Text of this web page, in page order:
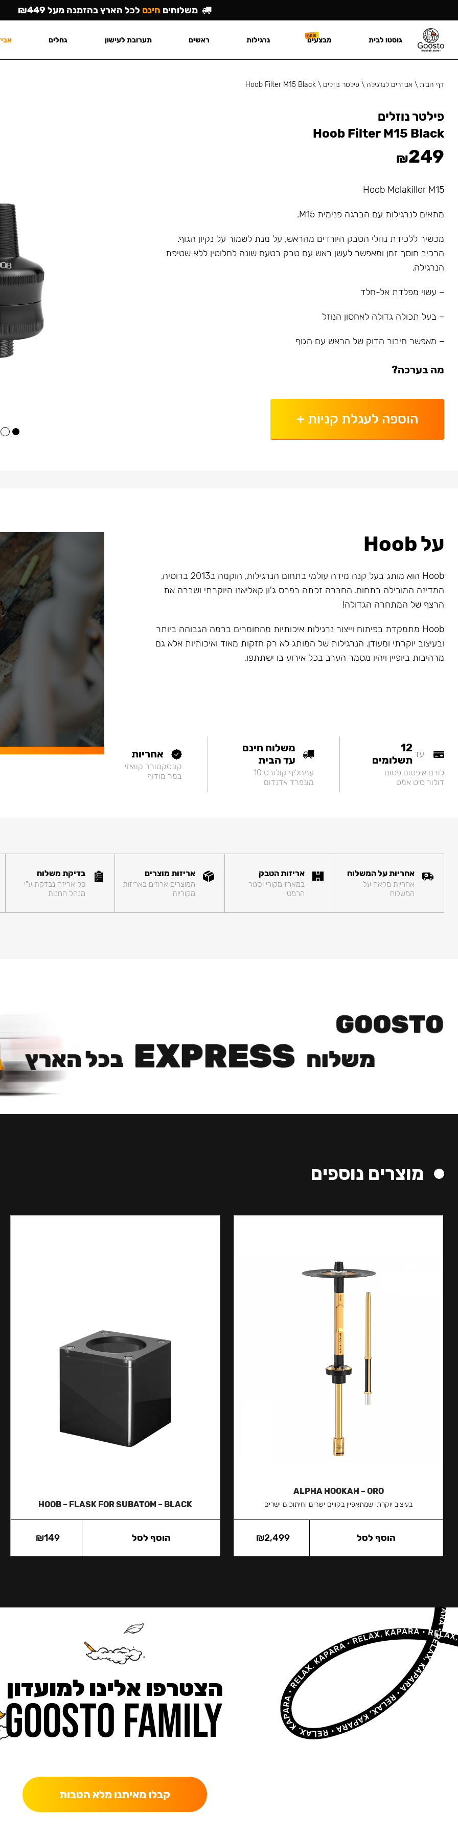
דף הבית\ אביזרים לנרגילה \ פילטר נוזלים \
Hoob Filter M15 Black
פילטר נוזלים
Hoob Filter M15 Black
₪249
Hoob Molakiller M15
מתאים לנרגילות עם הברגה פנימית M15.
מכשיר ללכידת נוזלי הטבק היורדים מהראש, על מנת לשמור על נקיון הגוף.
הרכיב חוסך זמן ומאפשר לעשן ראש עם טבק בטעם שונה לחלוטין ללא שטיפת
הנרגילה.
– עשוי מפלדת אל-חלד
– בעל תכולה גדולה לאחסון הנוזל
– מאפשר חיבור הדוק של הראש עם הגוף
מה בערכה?
הוספה לעגלת קניות +
על Hoob
Hoob הוא מותג בעל קנה מידה עולמי בתחום הנרגילות, הוקמה ב2013 ברוסיה,
המדינה המובילה בתחום. החברה זכתה בפרס ג'ון קאליאנו היוקרתי ושברה את
הרצף של המתחרה הגדולה!
Hoob מתמקדת בפיתוח וייצור נרגילות איכותיות מהחומרים ברמה הגבוהה ביותר
ובעיצוב יוקרתי ומעודן. הנרגילות של המותג לא רק חזקות מאוד ואיכותיות אלא גם
מרהיבות ביופיין ויהיו מסמר הערב בכל אירוע בו ישתתפו.
עד12
תשלומים
לורם איפסום פסום
דולור סיט אמט
משלוח חינם
עד הבית
עמחליף קולורס 10
מונפרד אדנדום
אחריות
קונסקטורר קוואזי
במר מודוף
אחריות על המשלוח
אחריות מלאה על
המשלוח
אריזות הטבק
במארז מקורי וסגור
הרמטי
אריזות מוצרים
המוצרים ארוזים באריזות
מקוריות
בדיקת משלוח
כל אריזה נבדקת ע"י
מנהל החנות
מוצרים נוספים
ALPHA HOOKAH – ORO
בעיצוב יוקרתי שמתאפיין בקווים ישרים וחיתוכים ישרים
₪2,499 הוסף לסל
HOOB – FLASK FOR SUBATOM – BLACK
₪149 הוסף לסל
הצטרפו אלינו למועדון
קבלו מאיתנו מלא הטבות
משלוחים חינם לכל הארץ בהזמנה מעל ₪449
גוסטו לבית מבצעים נרגילות ראשים תערובת לעישון גחלים